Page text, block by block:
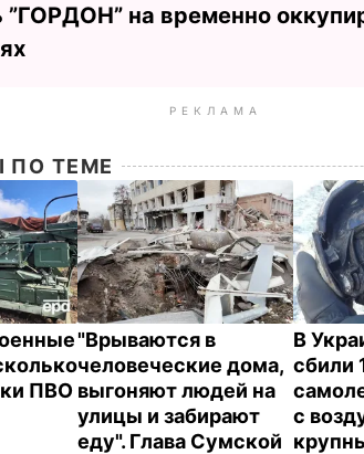
”ГОРДОН” на временно
РЕКЛАМА
ПО ТЕМЕ
ПВО
"Врываются в
человеческие дома,
выгоняют людей на
улицы и забирают
еду". Глава Сумской
В
сбили
с